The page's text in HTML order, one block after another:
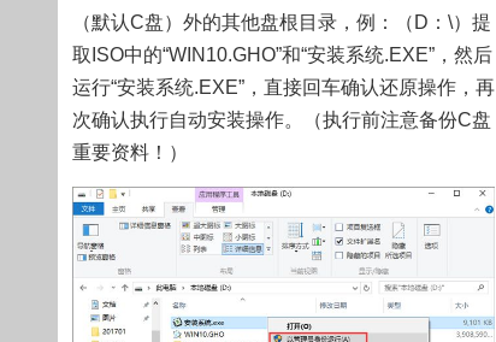
（默认C盘）外的其他盘根目录，例：（D：\）提
取ISO中的“WIN10.GHO”和“安装系统.EXE”，然后
运行“安装系统.EXE”，直接回车确认还原操作，再
次确认执行自动安装操作。（执行前注意备份C盘
重要资料！）